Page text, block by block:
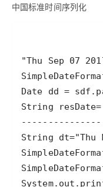
中国标准时间序列化